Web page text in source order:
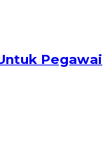
Pegawai